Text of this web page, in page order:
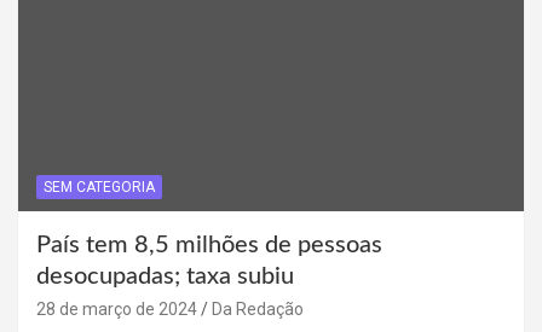
SEM CATEGORIA
País tem 8,5 milhões de pessoas
desocupadas; taxa subiu
28 de março de 2024
Da Redação